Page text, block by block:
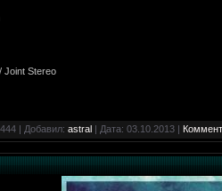
Joint Stereo
| Добавил: astral | Дата: 03.10.2013 |